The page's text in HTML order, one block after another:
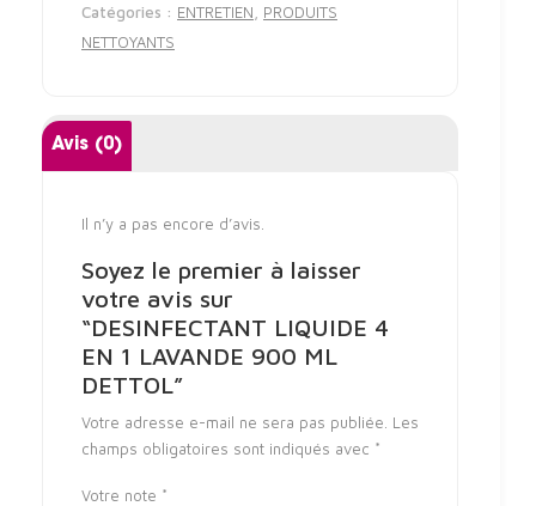
Catégories : ENTRETIEN
PRODUITS
NETTOYANTS
Avis (0)
Il n’y a pas encore d’avis.
Soyez le premier à laisser
votre avis sur
“DESINFECTANT LIQUIDE 4
EN 1 LAVANDE 900 ML
DETTOL”
Votre adresse e-mail ne sera pas publiée. Les
champs obligatoires sont indiqués avec *
Votre note *